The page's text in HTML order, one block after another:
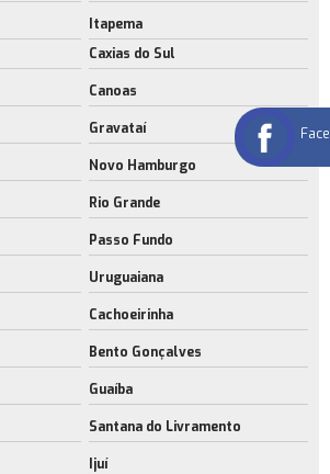
Itapema
Caxias do Sul
Canoas
Gravataí
Novo Hamburgo
Rio Grande
Passo Fundo
Uruguaiana
Cachoeirinha
Bento Gonçalves
Guaíba
Santana do Livramento
Ijuí